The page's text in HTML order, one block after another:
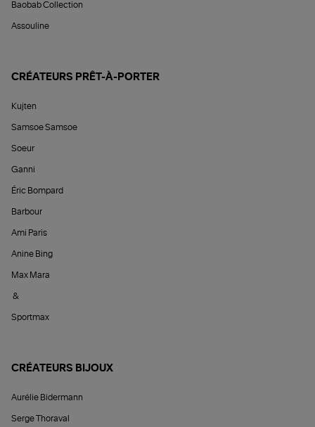
Baobab Collection
Assouline
CRÉATEURS PRÊT-À-PORTER
Kujten
Samsoe Samsoe
Soeur
Ganni
Éric Bompard
Barbour
Ami Paris
Anine Bing
Max Mara
&
Sportmax
CRÉATEURS BIJOUX
Aurélie Bidermann
Serge Thoraval